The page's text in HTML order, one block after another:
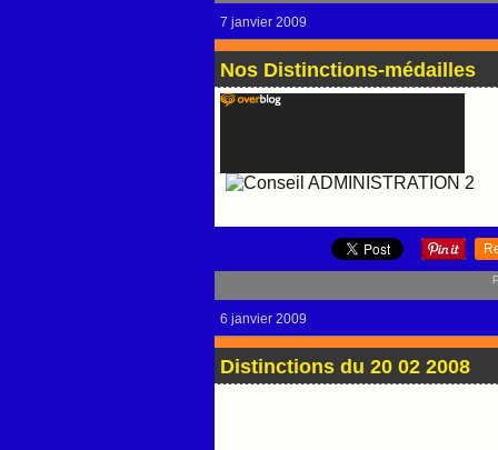
7 janvier 2009
Nos Distinctions-médailles
6 janvier 2009
Distinctions du 20 02 2008